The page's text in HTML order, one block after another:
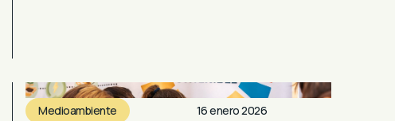
Medioambiente 16 enero 2026